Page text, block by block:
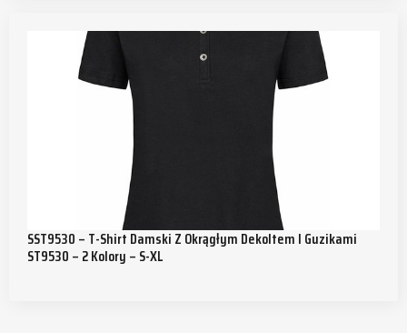
SST9530 – T-Shirt Damski Z Okrągłym Dekoltem I Guzikami
ST9530 – 2 Kolory – S-XL